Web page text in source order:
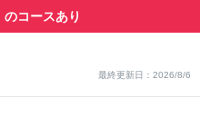
最終更新日：2026/8/6
コースあり